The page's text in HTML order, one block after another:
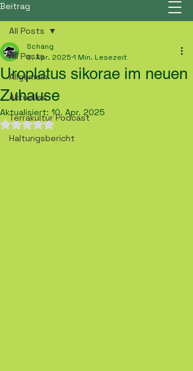
Beitrag
All Posts
Allgemein
Aktuelles
Terrakultur Podcast
Haltungsbericht
All Posts
Uroplatus sikorae im neuen
Zuhause
Schäng
8. Apr. 2025 1 Min. Lesezeit
Aktualisiert: 10. Apr. 2025
Mit NaN von 5 Sternen bewertet.